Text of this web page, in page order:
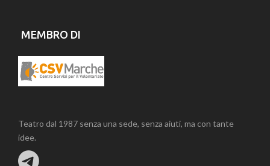
MEMBRO DI
Teatro dal 1987 senza una sede, senza aiuti, ma con tante
idee.